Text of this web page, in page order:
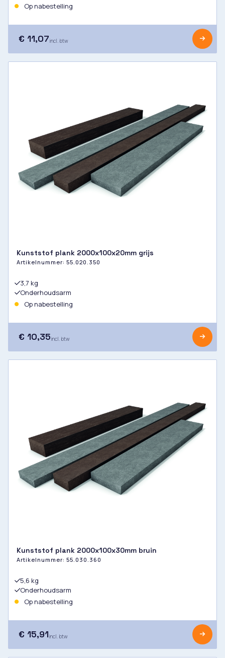
Op nabestelling
€ 11,07incl. btw
Kunststof plank 2000x100x20mm grijs
Artikelnummer: 55.020.350
3,7 kg
Onderhoudsarm
Op nabestelling
€ 10,35incl. btw
Kunststof plank 2000x100x30mm bruin
Artikelnummer: 55.030.360
5,6 kg
Onderhoudsarm
Op nabestelling
€ 15,91incl. btw